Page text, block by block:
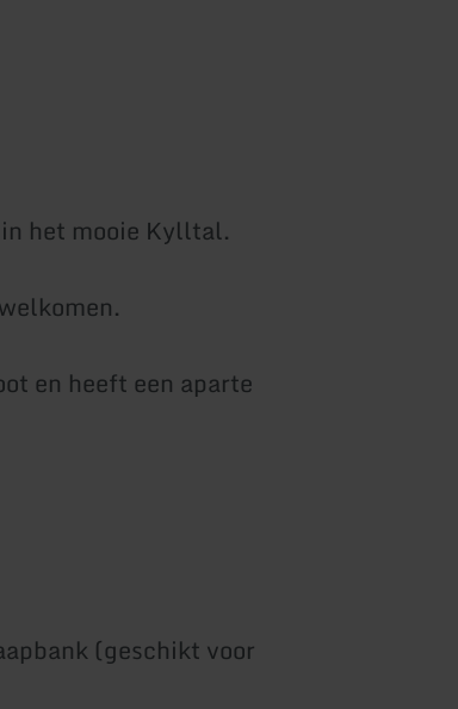
het mooie Kylltal.
en heeft een aparte
(geschikt voor